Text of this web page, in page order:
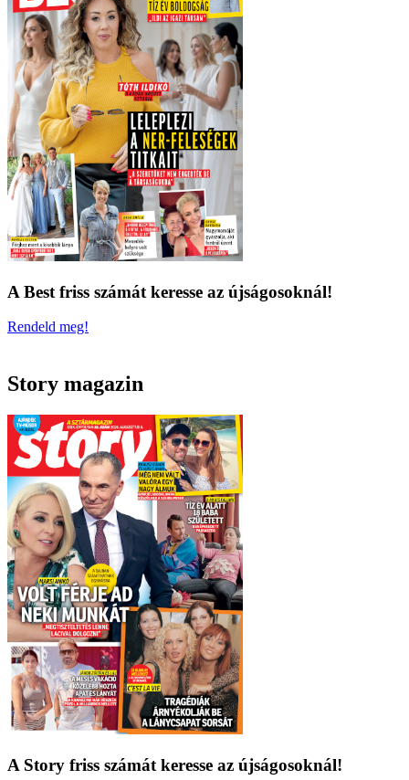
A Best friss számát keresse az újságosoknál!
Rendeld meg!
Story magazin
A Story friss számát keresse az újságosoknál!